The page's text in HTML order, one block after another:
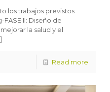
los trabajos previstos
II: Diseño de
la salud y el
Read more